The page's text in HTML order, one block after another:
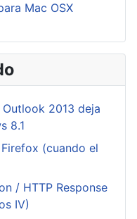
Mac OSX
2013 deja
8.1
(cuando el
/ HTTP Response
IV)